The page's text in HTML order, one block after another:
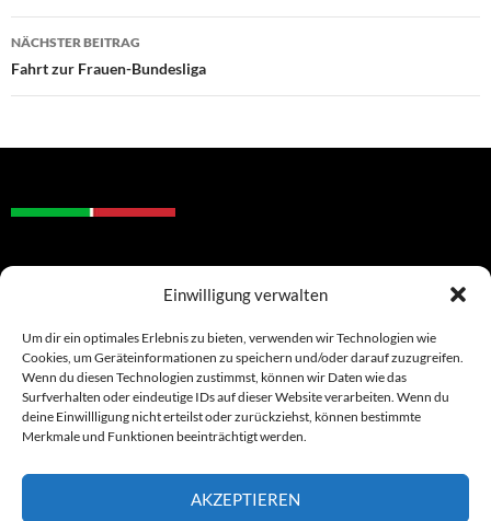
Einwilligung verwalten
Um dir ein optimales Erlebnis zu bieten, verwenden wir Technologien wie
Cookies, um Geräteinformationen zu speichern und/oder darauf zuzugreifen.
Wenn du diesen Technologien zustimmst, können wir Daten wie das
Surfverhalten oder eindeutige IDs auf dieser Website verarbeiten. Wenn du
deine Einwillligung nicht erteilst oder zurückziehst, können bestimmte
Merkmale und Funktionen beeinträchtigt werden.
AKZEPTIEREN
NÄCHSTER BEITRAG
Fahrt zur Frauen-Bundesliga